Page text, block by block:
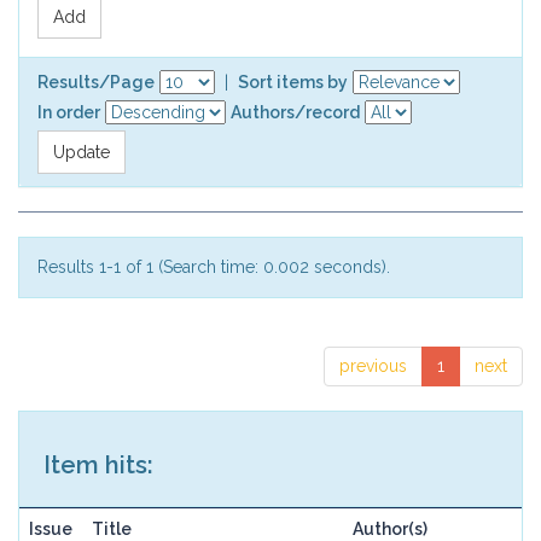
Results/Page
Sort items by
In order
Authors/record
Results 1-1 of 1 (Search time: 0.002 seconds).
previous 1 next
Item hits:
Issue Title Author(s)